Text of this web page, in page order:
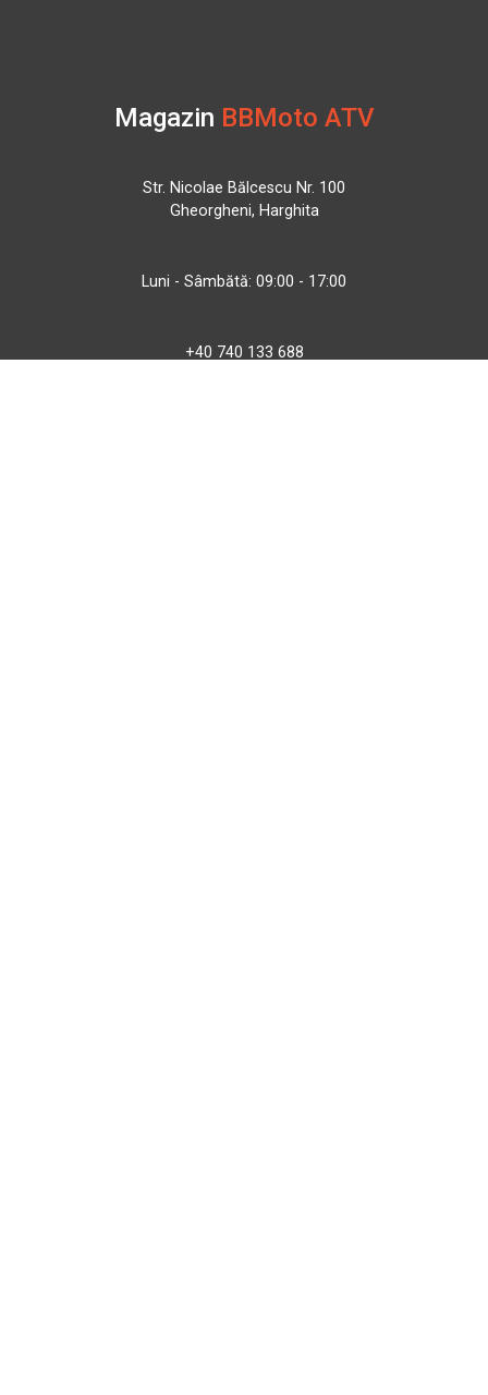
Magazin BBMoto ATV
Str. Nicolae Bălcescu Nr. 100
Gheorgheni, Harghita
Luni - Sâmbătă: 09:00 - 17:00
+40 740 133 688